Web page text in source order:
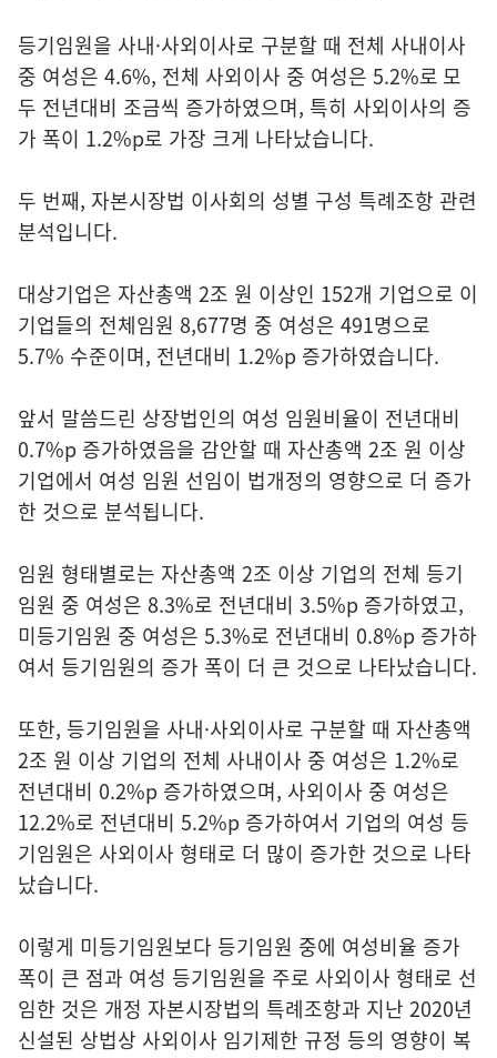
등기임원을 사내·사외이사로 구분할 때 전체 사내이사
중 여성은 4.6%, 전체 사외이사 중 여성은 5.2%로 모
두 전년대비 조금씩 증가하였으며, 특히 사외이사의 증
가 폭이 1.2%p로 가장 크게 나타났습니다.
두 번째, 자본시장법 이사회의 성별 구성 특례조항 관련
분석입니다.
대상기업은 자산총액 2조 원 이상인 152개 기업으로 이
기업들의 전체임원 8,677명 중 여성은 491명으로
5.7% 수준이며, 전년대비 1.2%p 증가하였습니다.
앞서 말씀드린 상장법인의 여성 임원비율이 전년대비
0.7%p 증가하였음을 감안할 때 자산총액 2조 원 이상
기업에서 여성 임원 선임이 법개정의 영향으로 더 증가
한 것으로 분석됩니다.
임원 형태별로는 자산총액 2조 이상 기업의 전체 등기
임원 중 여성은 8.3%로 전년대비 3.5%p 증가하였고,
미등기임원 중 여성은 5.3%로 전년대비 0.8%p 증가하
여서 등기임원의 증가 폭이 더 큰 것으로 나타났습니다.
또한, 등기임원을 사내·사외이사로 구분할 때 자산총액
2조 원 이상 기업의 전체 사내이사 중 여성은 1.2%로
전년대비 0.2%p 증가하였으며, 사외이사 중 여성은
12.2%로 전년대비 5.2%p 증가하여서 기업의 여성 등
기임원은 사외이사 형태로 더 많이 증가한 것으로 나타
났습니다.
이렇게 미등기임원보다 등기임원 중에 여성비율 증가
폭이 큰 점과 여성 등기임원을 주로 사외이사 형태로 선
임한 것은 개정 자본시장법의 특례조항과 지난 2020년
신설된 상법상 사외이사 임기제한 규정 등의 영향이 복